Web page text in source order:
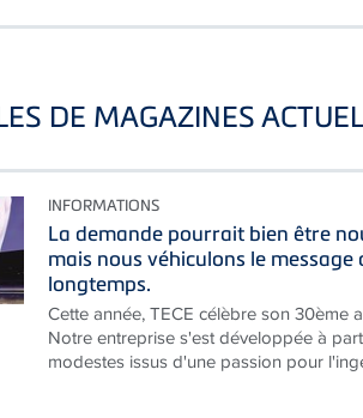
DE MAGAZINES
INFORMATIONS
La demande pourrait bien être
mais nous véhiculons le message
longtemps.
Cette année, TECE célèbre son 30ème
Notre entreprise s'est développée à
modestes issus d'une passion pour